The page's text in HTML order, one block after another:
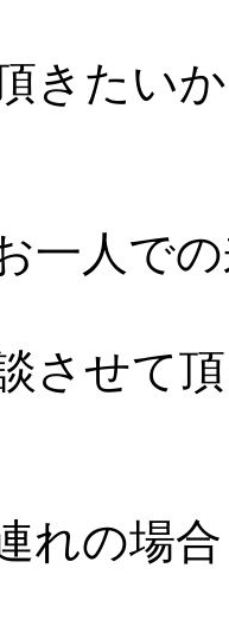
きたい
一人で
させて
れの場